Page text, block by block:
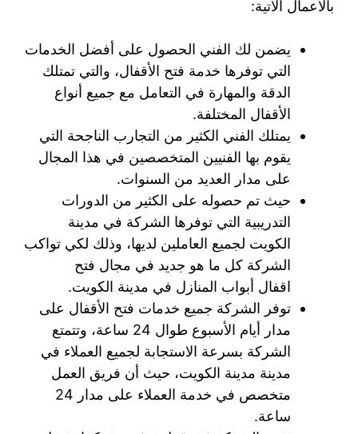
بالأعمال الآتية:
يضمن لك الفني الحصول على أفضل الخدمات
التي توفرها خدمة فتح الأقفال، والتي تمتلك
الدقة والمهارة في التعامل مع جميع أنواع
الأقفال المختلفة.
يمتلك الفني الكثير من التجارب الناجحة التي
يقوم بها الفنيين المتخصصين في هذا المجال
على مدار العديد من السنوات.
حيث تم حصوله على الكثير من الدورات
التدريبية التي توفرها الشركة في مدينة
الكويت لجميع العاملين لديها، وذلك لكي تواكب
الشركة كل ما هو جديد في مجال فتح
اقفال أبواب المنازل في مدينة الكويت.
توفر الشركة جميع خدمات فتح الأقفال على
مدار أيام الأسبوع طوال 24 ساعة، وتتمتع
الشركة بسرعة الاستجابة لجميع العملاء في
مدينة مدينة الكويت، حيث أن فريق العمل
متخصص في خدمة العملاء على مدار 24
ساعة.